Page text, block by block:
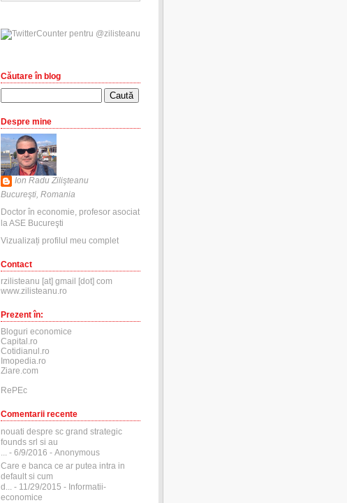
Căutare în blog
Despre mine
Ion Radu Zilişteanu
Bucureşti, Romania
Doctor în economie, profesor asociat
la ASE Bucureşti
Vizualizați profilul meu complet
Contact
rzilisteanu [at] gmail [dot] com
www.zilisteanu.ro
Prezent în:
Bloguri economice
Capital.ro
Cotidianul.ro
Imopedia.ro
Ziare.com
RePEc
Comentarii recente
nouati despre sc grand strategic
founds srl si au
... - 6/9/2016 - Anonymous
Care e banca ce ar putea intra in
default si cum
d... - 11/29/2015 - Informatii-
economice